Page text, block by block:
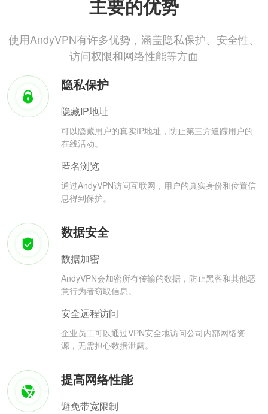
主要的优势
使用AndyVPN有许多优势，涵盖隐私保护、安全性、
访问权限和网络性能等方面
隐私保护
隐藏IP地址
可以隐藏用户的真实IP地址，防止第三方追踪用户的
在线活动。
匿名浏览
通过AndyVPN访问互联网，用户的真实身份和位置信
息得到保护。
数据安全
数据加密
AndyVPN会加密所有传输的数据，防止黑客和其他恶
意行为者窃取信息。
安全远程访问
企业员工可以通过VPN安全地访问公司内部网络资
源，无需担心数据泄露。
提高网络性能
避免带宽限制